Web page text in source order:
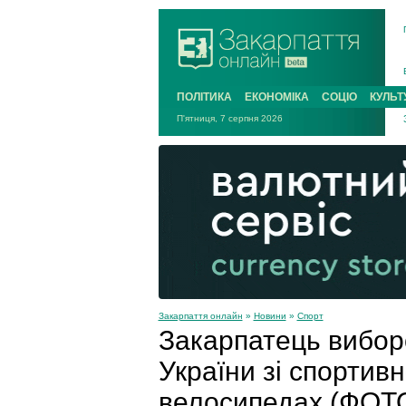
ПОЛІТИКА ЕКОНОМІКА СОЦІО
П'ятниця, 7 серпня 2026
Закарпаття онлайн » Новини » Спорт
Закарпатець
України зі